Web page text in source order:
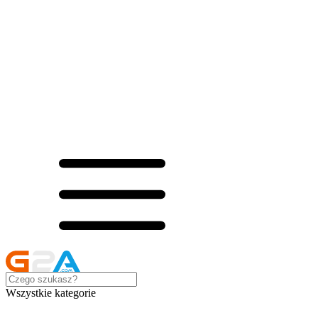
Wszystkie kategorie